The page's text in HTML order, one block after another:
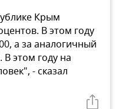
Крым
В этом году
а за аналогичный
этом году на
- сказал